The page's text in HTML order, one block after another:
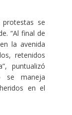
se
“Al final de
la avenida
retenidos
puntualizó
se maneja
en el